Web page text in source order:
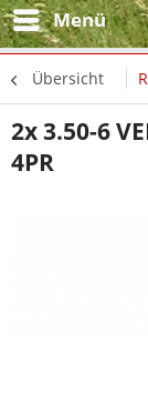
Menü
Übersicht
2x 3.50-6
4PR